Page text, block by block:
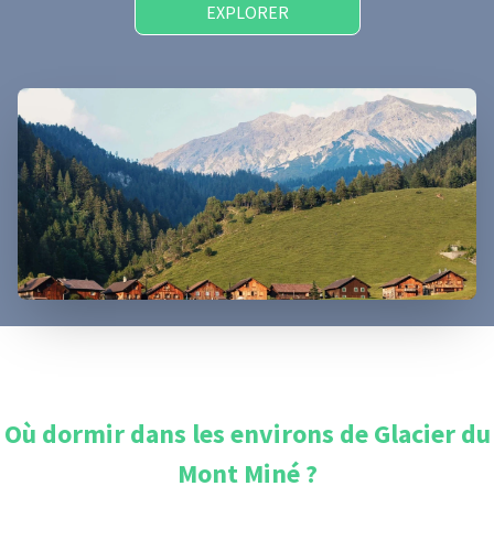
EXPLORER
Où dormir dans les environs deGlacier du
Mont Miné?